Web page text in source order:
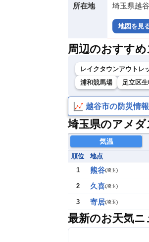
所在地 埼玉県越
地図を見
周辺のおすすめ
レイクタウンアウトレ
浦和競馬場
足立区生
越谷市の防災情
埼玉県のアメ
気温
順位 地点
1
熊谷(埼玉)
2 久喜(埼玉)
3 寄居(埼玉)
最新のお天気ニ